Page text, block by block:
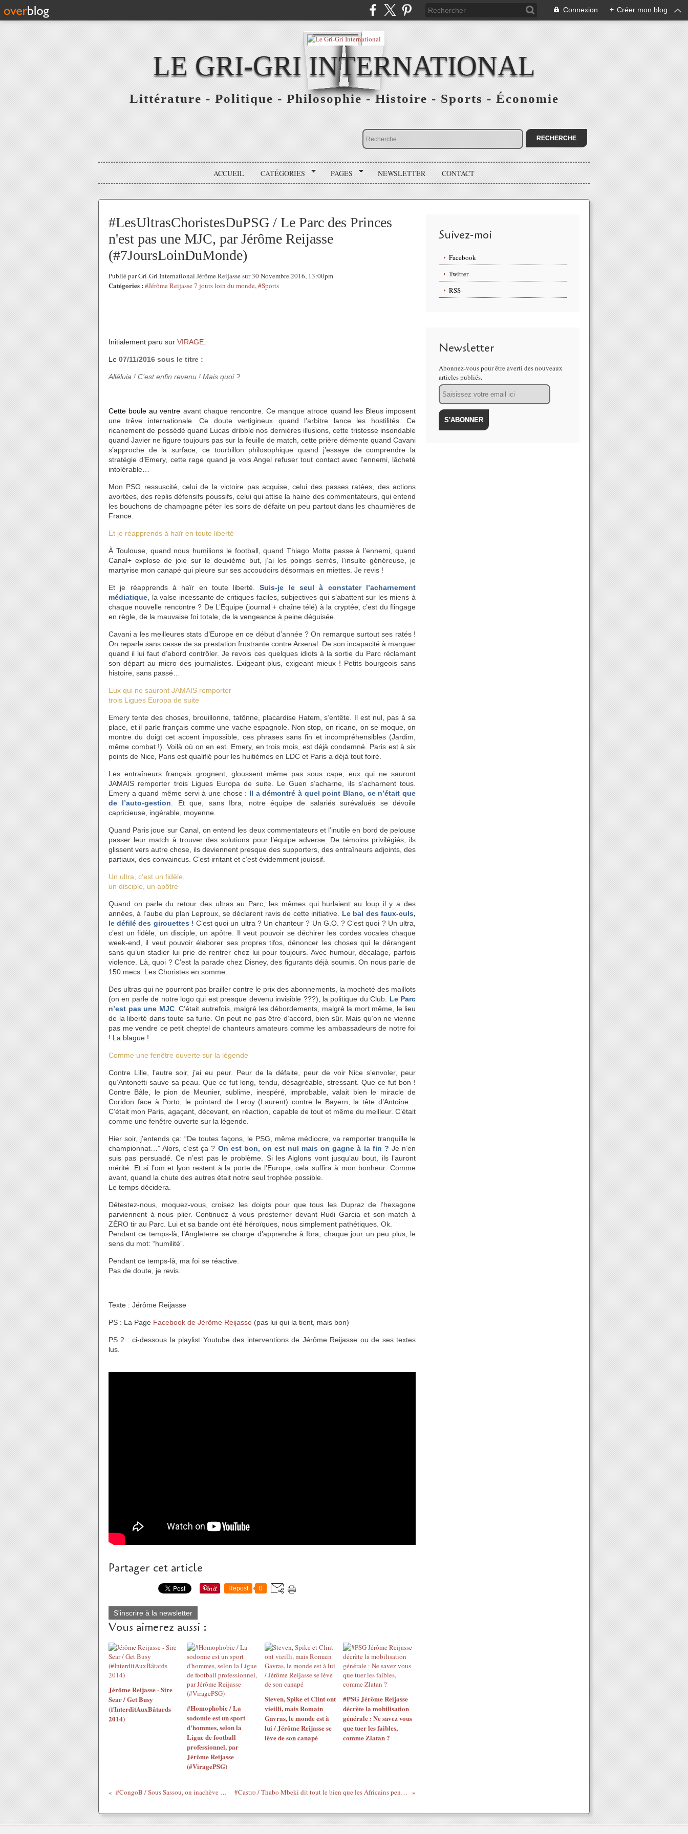
Connexion + Créer mon blog
LE GRI-GRI INTERNATIONAL
Littérature - Politique - Philosophie - Histoire - Sports - Économie
ACCUEIL CATÉGORIES PAGES NEWSLETTER CONTACT
#LesUltrasChoristesDuPSG / Le Parc des Princes
n'est pas une MJC, par Jérôme Reijasse
(#7JoursLoinDuMonde)
Publié par Gri-Gri International Jérôme Reijasse sur 30 Novembre 2016, 13:00pm
Catégories : #Jérôme Reijasse 7 jours loin du monde,#Sports
Initialement paru sur VIRAGE
Le 07/11/2016 sous le titre :
Alléluia ! C’est enfin revenu ! Mais quoi ?
Cette boule au ventre avant chaque rencontre. Ce manque atroce quand les Bleus imposent
une trêve internationale. Ce doute vertigineux quand l’arbitre lance les hostilités. Ce
ricanement de possédé quand Lucas dribble nos dernières illusions, cette tristesse insondable
quand Javier ne figure toujours pas sur la feuille de match, cette prière démente quand Cavani
s’approche de la surface, ce tourbillon philosophique quand j’essaye de comprendre la
stratégie d’Emery, cette rage quand je vois Angel refuser tout contact avec l’ennemi, lâcheté
intolérable…
Mon PSG ressuscité, celui de la victoire pas acquise, celui des passes ratées, des actions
avortées, des replis défensifs poussifs, celui qui attise la haine des commentateurs, qui entend
les bouchons de champagne péter les soirs de défaite un peu partout dans les chaumières de
France.
Et je réapprends à haïr en toute liberté
À Toulouse, quand nous humilions le football, quand Thiago Motta passe à l’ennemi, quand
Canal+ explose de joie sur le deuxième but, j’ai les poings serrés, l’insulte généreuse, je
martyrise mon canapé qui pleure sur ses accoudoirs désormais en miettes. Je revis !
Et je réapprends à haïr en toute liberté.Suis-je le seul à constater l’acharnement
médiatique , la valse incessante de critiques faciles, subjectives qui s’abattent sur les miens à
chaque nouvelle rencontre ? De L’Équipe (journal + chaîne télé) à la cryptée, c’est du flingage
en règle, de la mauvaise foi totale, de la vengeance à peine déguisée.
Cavani a les meilleures stats d’Europe en ce début d’année ? On remarque surtout ses ratés !
On reparle sans cesse de sa prestation frustrante contre Arsenal. De son incapacité à marquer
quand il lui faut d’abord contrôler. Je revois ces quelques idiots à la sortie du Parc réclamant
son départ au micro des journalistes. Exigeant plus, exigeant mieux ! Petits bourgeois sans
histoire, sans passé…
Eux qui ne sauront JAMAIS remporter
trois Ligues Europa de suite
Emery tente des choses, brouillonne, tatônne, placardise Hatem, s’entête. Il est nul, pas à sa
place, et il parle français comme une vache espagnole. Non stop, on ricane, on se moque, on
montre du doigt cet accent impossible, ces phrases sans fin et incompréhensibles (Jardim,
même combat !). Voilà où on en est. Emery, en trois mois, est déjà condamné. Paris est à six
points de Nice, Paris est qualifié pour les huitièmes en LDC et Paris a déjà tout foiré.
Les entraîneurs français grognent, gloussent même pas sous cape, eux qui ne sauront
JAMAIS remporter trois Ligues Europa de suite. Le Guen s’acharne, ils s’acharnent tous.
Emery a quand même servi à une chose : Il a démontré à quel point Blanc, ce n’était que
de l’auto-gestion . Et que, sans Ibra, notre équipe de salariés surévalués se dévoile
capricieuse, ingérable, moyenne.
Quand Paris joue sur Canal, on entend les deux commentateurs et l’inutile en bord de pelouse
passer leur match à trouver des solutions pour l’équipe adverse. De témoins privilégiés, ils
glissent vers autre chose, ils deviennent presque des supporters, des entraîneurs adjoints, des
partiaux, des convaincus. C’est irritant et c’est évidemment jouissif.
Un ultra, c’est un fidèle,
un disciple, un apôtre
Quand on parle du retour des ultras au Parc, les mêmes qui hurlaient au loup il y a des
années, à l’aube du plan Leproux, se déclarent ravis de cette initiative. Le bal des faux-culs,
le défilé des girouettes ! C’est quoi un ultra ? Un chanteur ? Un G.O. ? C’est quoi ? Un ultra,
c’est un fidèle, un disciple, un apôtre. Il veut pouvoir se déchirer les cordes vocales chaque
week-end, il veut pouvoir élaborer ses propres tifos, dénoncer les choses qui le dérangent
sans qu’un stadier lui prie de rentrer chez lui pour toujours. Avec humour, décalage, parfois
violence. Là, quoi ? C’est la parade chez Disney, des figurants déjà soumis. On nous parle de
150 mecs. Les Choristes en somme.
Des ultras qui ne pourront pas brailler contre le prix des abonnements, la mocheté des maillots
(on en parle de notre logo qui est presque devenu invisible ???), la politique du Club. Le Parc
n’est pas une MJC. C’était autrefois, malgré les débordements, malgré la mort même, le lieu
de la liberté dans toute sa furie. On peut ne pas être d’accord, bien sûr. Mais qu’on ne vienne
pas me vendre ce petit cheptel de chanteurs amateurs comme les ambassadeurs de notre foi
! La blague !
Comme une fenêtre ouverte sur la légende
Contre Lille, l’autre soir, j’ai eu peur. Peur de la défaite, peur de voir Nice s’envoler, peur
qu’Antonetti sauve sa peau. Que ce fut long, tendu, désagréable, stressant. Que ce fut bon !
Contre Bâle, le pion de Meunier, sublime, inespéré, improbable, valait bien le miracle de
Coridon face à Porto, le pointard de Leroy (Laurent) contre le Bayern, la tête d’Antoine…
C’était mon Paris, agaçant, décevant, en réaction, capable de tout et même du meilleur. C’était
comme une fenêtre ouverte sur la légende.
Hier soir, j’entends ça: “De toutes façons, le PSG, même médiocre, va remporter tranquille le
championnat…” Alors, c’est ça ? On est bon, on est nul mais on gagne à la fin ? Je n’en
suis pas persuadé. Ce n’est pas le problème. Si les Aiglons vont jusqu’au bout, ils l’auront
mérité. Et si l’om et lyon restent à la porte de l’Europe, cela suffira à mon bonheur. Comme
avant, quand la chute des autres était notre seul trophée possible.
Le temps décidera.
Détestez-nous, moquez-vous, croisez les doigts pour que tous les Dupraz de l’hexagone
parviennent à nous plier. Continuez à vous prosterner devant Rudi Garcia et son match à
ZÉRO tir au Parc. Lui et sa bande ont été héroïques, nous simplement pathétiques. Ok.
Pendant ce temps-là, l’Angleterre se charge d’apprendre à Ibra, chaque jour un peu plus, le
sens du mot: “humilité”.
Pendant ce temps-là, ma foi se réactive.
Pas de doute, je revis.
Texte : Jérôme Reijasse
PS : La Page Facebook de Jérôme Reijasse (pas lui qui la tient, mais bon)
PS 2 : ci-dessous la playlist Youtube des interventions de Jérôme Reijasse ou de ses textes
lus.
Partager cet article
Repost 0
S'inscrire à la newsletter
Vous aimerez aussi :
Jérôme Reijasse - Sire
Sear / Get Busy
(#InterditAuxBâtards
2014)
#Homophobie / La
sodomie est un sport
d'hommes, selon la
Ligue de football
professionnel, par
Jérôme Reijasse
(#ViragePSG)
Steven, Spike et Clint ont
vieilli, mais Romain
Gavras, le monde est à
lui / Jérôme Reijasse se
lève de son canapé
#PSG Jérôme Reijasse
décrète la mobilisation
générale : Ne savez vous
que tuer les faibles,
comme Zlatan ?
#CongoB / Sous Sassou, on inachève comme jamais ! #Castro / Thabo Mbeki dit tout le bien que les Africains pensent du Lider Maximo
Suivez-moi
Facebook
Twitter
RSS
Newsletter
Abonnez-vous pour être averti des nouveaux
articles publiés.
Email